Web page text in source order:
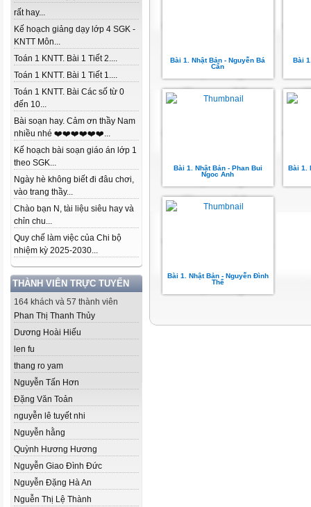
rất hay...
Kế hoạch giảng dạy lớp 4 SGK -
KNTT Môn...
Toán 1 KNTT. Bài 1 Tiết 2....
Toán 1 KNTT. Bài 1 Tiết 1....
Toán 1 KNTT. Bài Các số từ 0
đến 10...
Bài soạn hay. Cảm ơn thầy Nam
nhiều nhé ❤️❤️❤️❤️❤️❤️...
Kế hoạch bài soạn giáo án lớp 1
theo SGK...
Ngày hè không biết đi đâu chơi,
vào trang thầy...
Chào bạn N, tài liệu siêu hay và
chỉn chu...
Quy chế làm việc của Chi bộ
nhiệm kỳ 2025-2030...
THÀNH VIÊN TRỰC TUYẾN
164 khách và 57 thành viên
Phan Thị Thanh Thủy
Dương Hoài Hiếu
len fu
thang ro yam
Nguyễn Tấn Hơn
Đặng Văn Toản
nguyễn lê tuyết nhi
Nguyễn hằng
Quỳnh Hương Hương
Nguyễn Giao Đình Đức
Nguyễn Đặng Hà An
Nguễn Thị Lệ Thành
Bài 1. Nhật Bản - Nguyễn Bá
Cẩn
Bài
Bài 1. Nhật Bản - Phan Bui
Ngoc Anh
Bài 1.
Bài 1. Nhật Bản - Nguyễn Đình
Thế